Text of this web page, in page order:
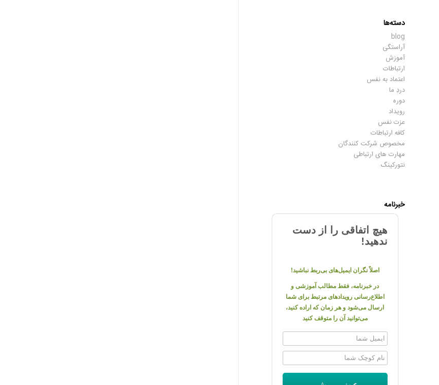
دسته‌ها
blog
آراستگی
آموزش
ارتباطات
اعتماد به نفس
دردِ ما
دوره
رویداد
عزت نفس
کافه ارتباطات
مخصوص شرکت کنندگان
مهارت های ارتباطی
نتورکینگ
خبرنامه
هیچ اتفاقی را از دست
ندهید!
اصلاً نگران ایمیل‌های بی‌ربط نباشید!
در خبرنامه، فقط مطالب آموزشی و
اطلاع‌رسانی رویدادهای مرتبط برای شما
ارسال می‌شود و هر زمان که اراده کنید،
می‌توانید آن را متوقف کنید